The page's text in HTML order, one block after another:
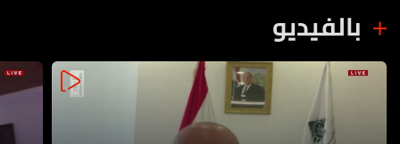
بالفيديو